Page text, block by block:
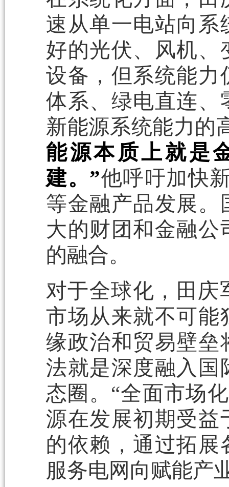
速从单一电站向系
好的光伏、风机、
设备，但系统能力
体系、绿电直连、
新能源系统能力的
能源本质上就是
建。”他呼吁加快
等金融产品发展。
大的财团和金融
的融合。
对于全球化，田庆
市场从来就不可能
缘政治和贸易壁垒
法就是深度融入国
态圈。“全面市场
源在发展初期受益
的依赖，通过拓
服务电网向赋能产